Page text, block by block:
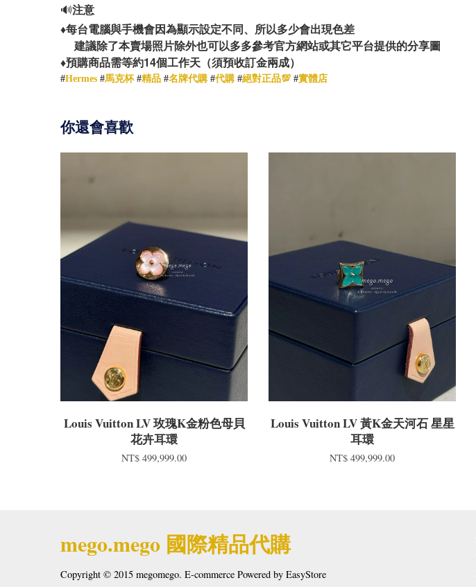
🔊注意
♦️每台電腦與手機會因為顯示設定不同、所以多少會出現色差
建議除了本賣場照片除外也可以多多參考官方網站或其它平台提供的分享圖
♦️預購商品需等約14個工作天（須預收訂金兩成）
#Hermes #馬克杯 #精品 #名牌代購 #代購 #絕對正品💯 #實體店
你還會喜歡
Louis Vuitton LV 玫瑰K金粉色母貝
花卉耳環
NT$ 499,999.00
Louis Vuitton LV 黃K金天河石 星星
耳環
NT$ 499,999.00
mego.mego 國際精品代購
Copyright © 2015 megomego. E-commerce Powered by EasyStore